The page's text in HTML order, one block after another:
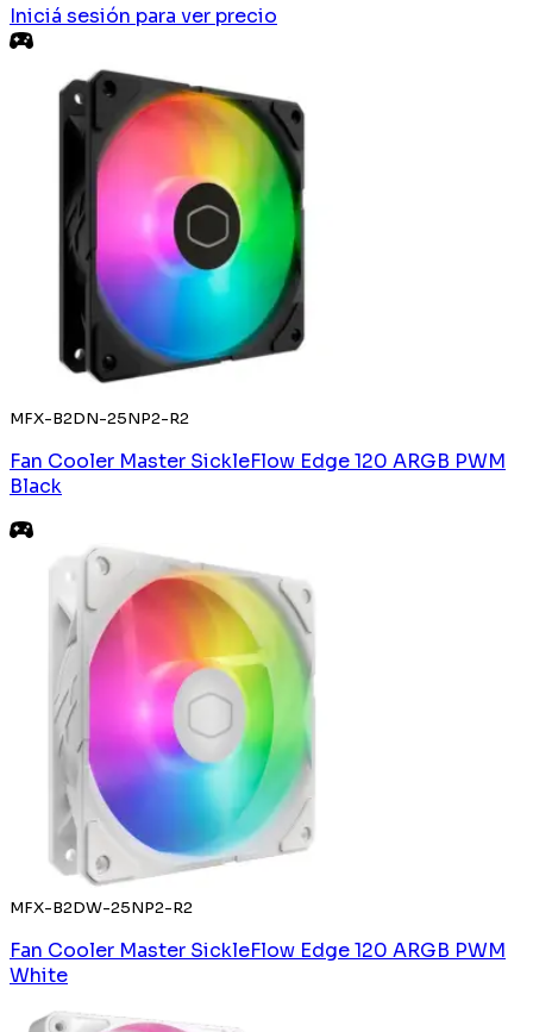
Iniciá sesión para ver precio
MFX-B2DN-25NP2-R2
Fan Cooler Master SickleFlow Edge 120 ARGB PWM
Black
MFX-B2DW-25NP2-R2
Fan Cooler Master SickleFlow Edge 120 ARGB PWM
White